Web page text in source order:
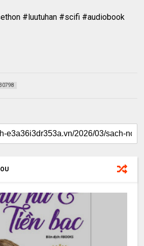
#luutuhan #scifi #audiobook